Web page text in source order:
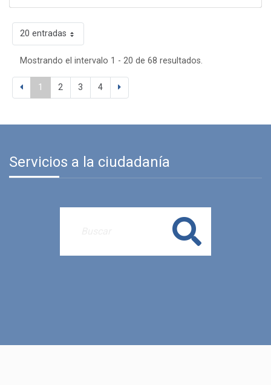
20 entradas
Mostrando el intervalo 1 - 20 de 68 resultados.
1 2 3 4
Servicios a la ciudadanía
Buscar